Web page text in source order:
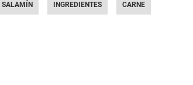
SALAMÍN INGREDIENTES CARNE